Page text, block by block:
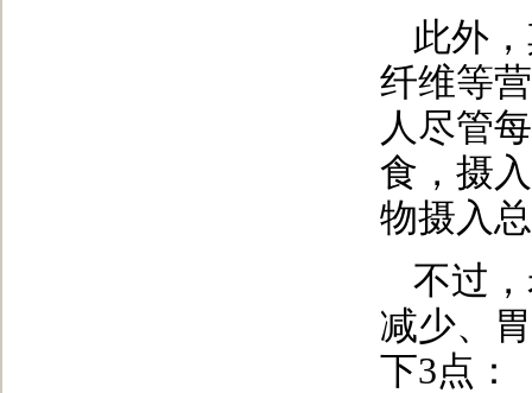
此外
纤维等
人尽管
食，摄
物摄入
不过
减少、
下3点：